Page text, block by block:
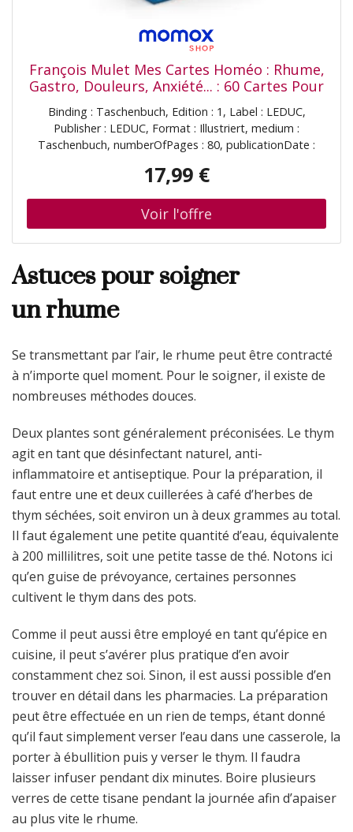
François Mulet Mes Cartes Homéo : Rhume,
Gastro, Douleurs, Anxiété... : 60 Cartes Pour
Soigner Toute La Famille, Partout Et En
Toute Circonstance !
Binding : Taschenbuch, Edition : 1, Label : LEDUC,
Publisher : LEDUC, Format : Illustriert, medium :
Taschenbuch, numberOfPages : 80, publicationDate :
17,99 €
Astuces pour soigner
un rhume
Se transmettant par l’air, le rhume peut être contracté
à n’importe quel moment. Pour le soigner, il existe de
nombreuses méthodes douces.
Deux plantes sont généralement préconisées. Le thym
agit en tant que désinfectant naturel, anti-
inflammatoire et antiseptique. Pour la préparation, il
faut entre une et deux cuillerées à café d’herbes de
thym séchées, soit environ un à deux grammes au total.
Il faut également une petite quantité d’eau, équivalente
à 200 millilitres, soit une petite tasse de thé. Notons ici
qu’en guise de prévoyance, certaines personnes
cultivent le thym dans des pots.
Comme il peut aussi être employé en tant qu’épice en
cuisine, il peut s’avérer plus pratique d’en avoir
constamment chez soi. Sinon, il est aussi possible d’en
trouver en détail dans les pharmacies. La préparation
peut être effectuée en un rien de temps, étant donné
qu’il faut simplement verser l’eau dans une casserole, la
porter à ébullition puis y verser le thym. Il faudra
laisser infuser pendant dix minutes. Boire plusieurs
verres de cette tisane pendant la journée afin d’apaiser
au plus vite le rhume.